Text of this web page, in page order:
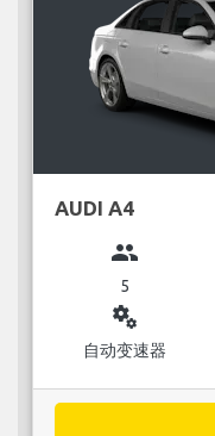
AUDI A4
group
5
miscellaneous_services
自动变速器